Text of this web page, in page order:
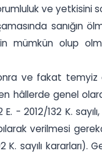
ve yetkisini
sanığın
mümkün olup
ve fakat
hâllerde genel
E. - 2012/132 K.
verilmesi
K. sayılı